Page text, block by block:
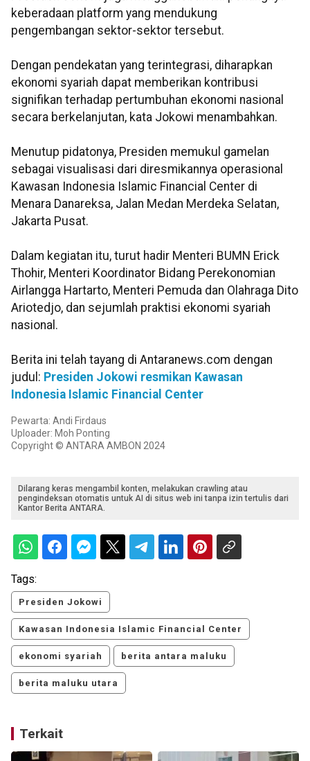
keberadaan platform yang mendukung
pengembangan sektor-sektor tersebut.
Dengan pendekatan yang terintegrasi, diharapkan
ekonomi syariah dapat memberikan kontribusi
signifikan terhadap pertumbuhan ekonomi nasional
secara berkelanjutan, kata Jokowi menambahkan.
Menutup pidatonya, Presiden memukul gamelan
sebagai visualisasi dari diresmikannya operasional
Kawasan Indonesia Islamic Financial Center di
Menara Danareksa, Jalan Medan Merdeka Selatan,
Jakarta Pusat.
Dalam kegiatan itu, turut hadir Menteri BUMN Erick
Thohir, Menteri Koordinator Bidang Perekonomian
Airlangga Hartarto, Menteri Pemuda dan Olahraga Dito
Ariotedjo, dan sejumlah praktisi ekonomi syariah
nasional.
Berita ini telah tayang di Antaranews.com dengan
judul: Presiden Jokowi resmikan Kawasan
Indonesia Islamic Financial Center
Pewarta: Andi Firdaus
Uploader: Moh Ponting
Copyright © ANTARA AMBON 2024
Dilarang keras mengambil konten, melakukan crawling atau
pengindeksan otomatis untuk AI di situs web ini tanpa izin tertulis dari
Kantor Berita ANTARA.
Tags:
Presiden Jokowi
Kawasan Indonesia Islamic Financial Center
ekonomi syariah berita antara maluku
berita maluku utara
Terkait